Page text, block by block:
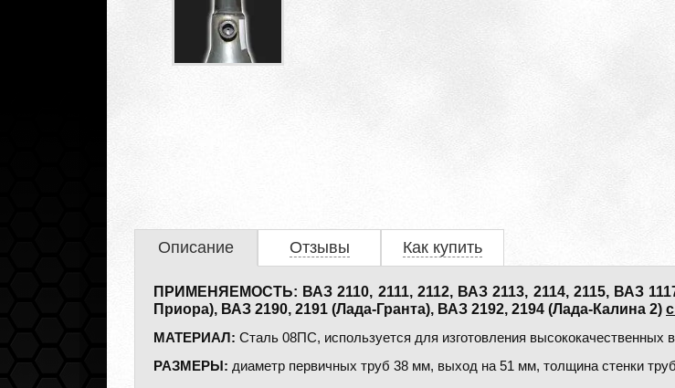
Описание Отзывы Как купить
ПРИМЕНЯЕМОСТЬ: ВАЗ 2110, 2111, 2112, ВАЗ 2113, 2114, 2115, ВАЗ
Приора), ВАЗ 2190, 2191 (Лада-Гранта), ВАЗ 2192, 2194 (Лада-Калина 2)
МАТЕРИАЛ: Сталь 08ПC, используется для изготовления высококачественных
РАЗМЕРЫ: диаметр первичных труб 38 мм, выход на 51 мм, толщина стенки